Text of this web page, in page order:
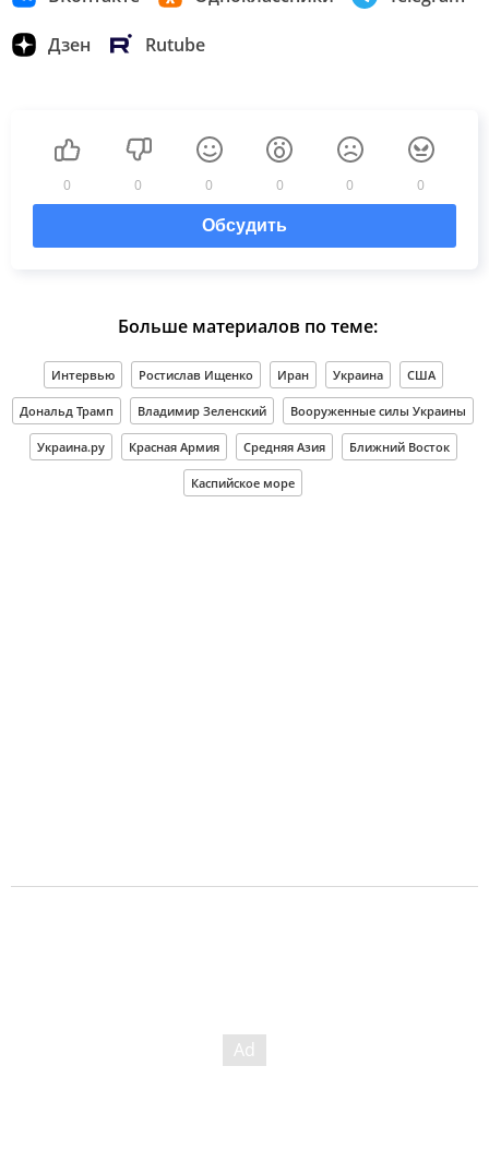
Дзен Rutube
0 0 0 0 0 0
Обсудить
Больше материалов по теме:
Интервью Ростислав Ищенко Иран Украина США
Дональд Трамп Владимир Зеленский Вооруженные силы Украины
Украина.ру Красная Армия Средняя Азия Ближний Восток
Каспийское море